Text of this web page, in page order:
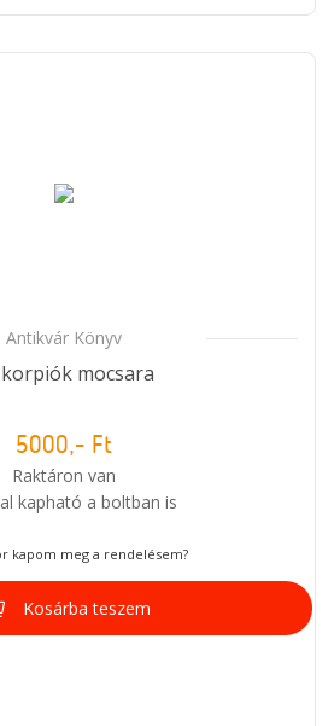
Antikvár Könyv
mocsara
5000,- Ft
Raktáron van
kapható a boltban is
kapom meg a rendelésem?
Kosárba teszem